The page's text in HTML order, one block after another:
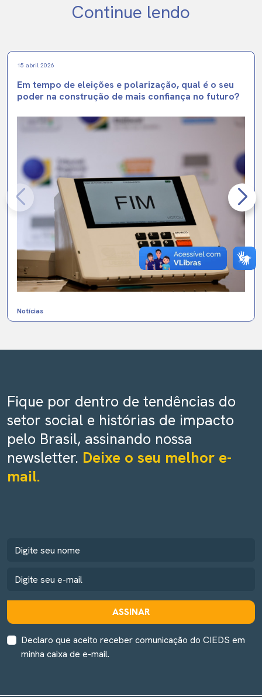
Continue lendo
15 abril 2026
Em tempo de eleições e polarização, qual é o seu
poder na construção de mais confiança no futuro?
Notícias
Fique por dentro de tendências do
setor social e histórias de impacto
pelo Brasil, assinando nossa
newsletter. Deixe o seu melhor e-
mail.
ASSINAR
Declaro que aceito receber comunicação do CIEDS em
minha caixa de e-mail.